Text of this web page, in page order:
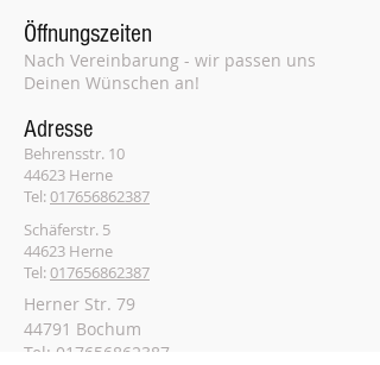
Öffnungszeiten
Nach Vereinbarung - wir passen uns
Deinen Wünschen an!
Adresse
Behrensstr. 10
44623 Herne
Tel:017656862387
Schäferstr. 5
44623 Herne
Tel:017656862387
Herner Str. 79
44791 Bochum
Tel: 017656862387